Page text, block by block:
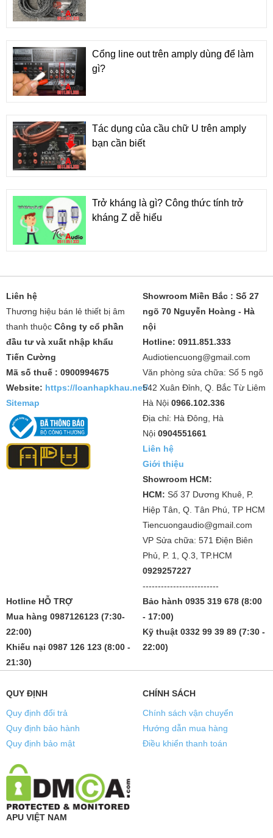
Cổng line out trên amply dùng để làm
gì?
Tác dụng của cầu chữ U trên amply
bạn cần biết
Trở kháng là gì? Công thức tính trở
kháng Z dễ hiểu
Liên hệ
Thương hiệu bán lẻ thiết bị âm
thanh thuộc Công ty cổ phần
đầu tư và xuất nhập khẩu
Tiến Cường
Mã số thuế : 0900994675
Website: https://loanhapkhau.net/
Sitemap
Showroom Miền Bắc : Số 27
ngõ 70 Nguyễn Hoàng - Hà
nội
Hotline: 0911.851.333
Audiotiencuong@gmail.com
Văn phòng sửa chữa: Số 5 ngõ
542 Xuân Đỉnh, Q. Bắc Từ Liêm
Hà Nội 0966.102.336
Địa chỉ: Hà Đông, Hà
Nội 0904551661
Liên hệ
Giới thiệu
Showroom HCM:
HCM: Số 37 Dương Khuê, P.
Hiệp Tân, Q. Tân Phú, TP HCM
Tiencuongaudio@gmail.com
VP Sửa chữa: 571 Điện Biên
Phủ, P. 1, Q.3, TP.HCM
0929257227
-------------------------
Hotline HỖ TRỢ
Mua hàng 0987126123 (7:30-
22:00)
Khiếu nại 0987 126 123 (8:00 -
21:30)
Bảo hành 0935 319 678 (8:00
- 17:00)
Kỹ thuật 0332 99 39 89 (7:30 -
22:00)
QUY ĐỊNH
Quy định đổi trả
Quy định bảo hành
Quy định bảo mật
CHÍNH SÁCH
Chính sách vận chuyển
Hướng dẫn mua hàng
Điều khiển thanh toán
APU VIỆT NAM